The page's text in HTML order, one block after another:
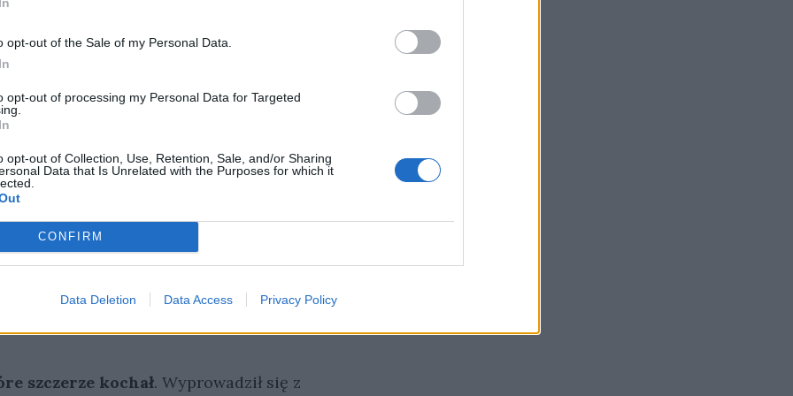
opt-out of the Sale of my Personal Data.
opt-out of processing my Personal Data for Targeted
opt-out of Collection, Use, Retention, Sale, and/or Sharing
Data that Is Unrelated with the Purposes for which it
CONFIRM
Data Deletion Data Access Privacy Policy
zielska i wykroty/Jak lęk, jak żal, jak dech
, np.: „świszcze”, „szum”.
SMRECZYNACH –
która charakteryzowała się
podczas kontaktu z naturą. Moderniści
sprawami społeczeństwa, a także nauką i
istnienia jest sztuka i obcowanie z
szczerze kochał. Wyprowadził się z